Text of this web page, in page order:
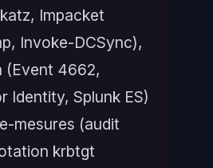
Impacket
Invoke-DCSync),
(Event 4662,
Identity, Splunk ES)
mesures (audit
krbtgt